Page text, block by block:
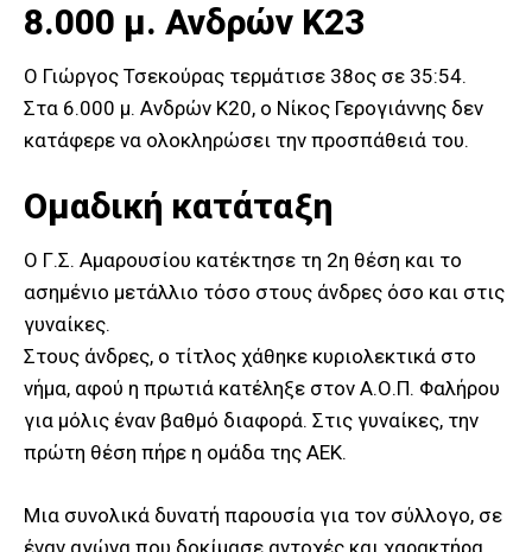
8.000 μ. Ανδρών Κ23
Ο Γιώργος Τσεκούρας τερμάτισε 38ος σε 35:54.
Στα 6.000 μ. Ανδρών Κ20, ο Νίκος Γερογιάννης δεν
κατάφερε να ολοκληρώσει την προσπάθειά του.
Ομαδική κατάταξη
Ο Γ.Σ. Αμαρουσίου κατέκτησε τη 2η θέση και το
ασημένιο μετάλλιο τόσο στους άνδρες όσο και στις
γυναίκες.
Στους άνδρες, ο τίτλος χάθηκε κυριολεκτικά στο
νήμα, αφού η πρωτιά κατέληξε στον Α.Ο.Π. Φαλήρου
για μόλις έναν βαθμό διαφορά. Στις γυναίκες, την
πρώτη θέση πήρε η ομάδα της ΑΕΚ.
Μια συνολικά δυνατή παρουσία για τον σύλλογο, σε